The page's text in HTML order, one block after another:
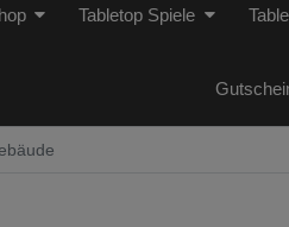
Tabletop Spiele